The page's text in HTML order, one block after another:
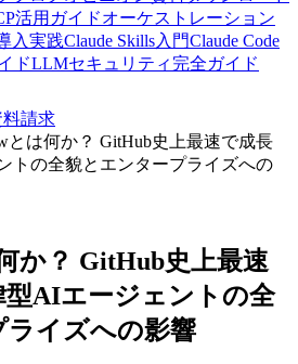
活用ガイドオーケストレーション
入実践Claude Skills入門Claude Code
ドLLMセキュリティ完全ガイド
料請求
とは何か？ GitHub史上最速で成長
トの全貌とエンタープライズへの
か？ GitHub史上最速
型AIエージェントの全
イズへの影響